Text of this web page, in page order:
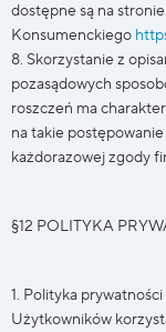
dostępne są na
Konsumenckiego
8. Skorzystanie z
pozasądowych
roszczeń ma
na takie
każdorazowej zgody
§12 POLITYKA
1. Polityka
Użytkowników